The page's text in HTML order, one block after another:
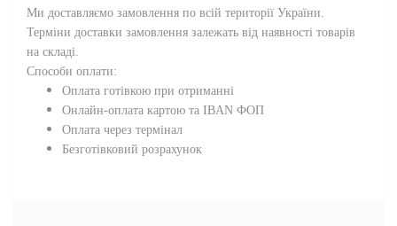
Ми доставляємо замовлення по всій території України.
Терміни доставки замовлення залежать від наявності товарів
на складі.
Способи оплати:
Оплата готівкою при отриманні
Онлайн-оплата картою та IBAN ФОП
Оплата через термінал
Безготівковий розрахунок